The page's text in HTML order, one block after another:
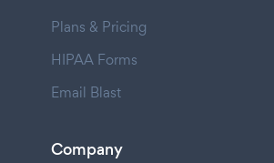
Plans & Pricing
HIPAA Forms
Email Blast
Company